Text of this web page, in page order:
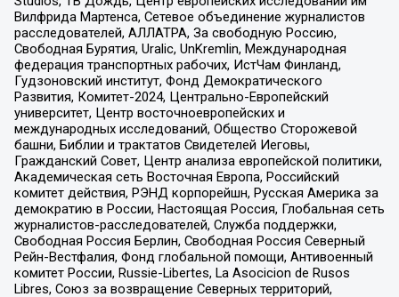
Вилфрида Мартенса, Сетевое объединение журналистов
расследователей, АЛЛАТРА, За свободную Россию,
Свободная Бурятия, Uralic, UnKremlin, Международная
федерация транспортных рабочих, ИстЧам Финланд,
Гудзоновский институт, Фонд Демократического
Развития, Комитет-2024, Центрально-Европейский
университет, Центр восточноевропейских и
международных исследований, Общество Сторожевой
башни, Библии и трактатов Свидетелей Иеговы,
Гражданский Совет, Центр анализа европейской политики,
Академическая сеть Восточная Европа, Российский
комитет действия, РЭНД корпорейшн, Русская Америка за
демократию в России, Настоящая Россия, Глобальная сеть
журналистов-расследователей, Служба поддержки,
Свободная Россия Берлин, Свободная Россия Северный
Рейн-Вестфалия, Фонд глобальной помощи, Антивоенный
комитет России, Russie-Libertes, La Asocicion de Rusos
Libres, Союз за возвращение Северных территорий,